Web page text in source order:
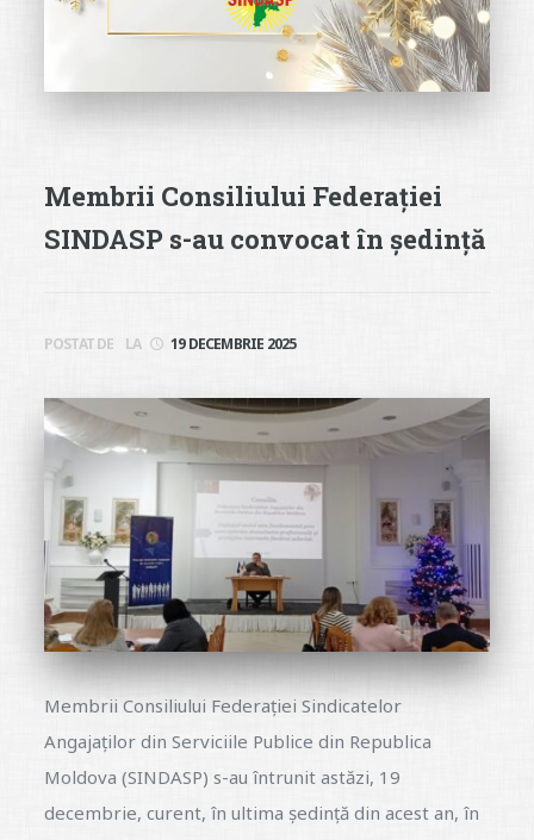
Membrii Consiliului Federației
SINDASP s-au convocat în ședință
POSTAT DE LA 19 DECEMBRIE 2025
Membrii Consiliului Federației Sindicatelor
Angajaților din Serviciile Publice din Republica
Moldova (SINDASP) s-au întrunit astăzi, 19
decembrie, curent, în ultima ședință din acest an, în